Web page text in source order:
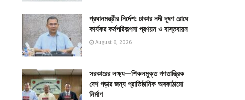
প্রধানমন্ত্রীর নির্দেশ: ঢাকার নদী দূষণ রোধে
কার্যকর কর্মপরিকল্পনা প্রণয়ন ও বাস্তবায়ন
August 6, 2026
সরকারের লক্ষ্য—শিকলমুক্ত গণতান্ত্রিক
দেশ গড়ার জন্য প্রাতিষ্ঠানিক অবকাঠামো
নির্মাণ